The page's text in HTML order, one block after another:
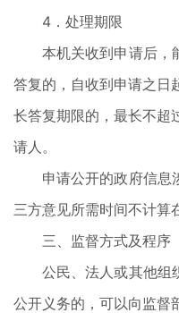
4．处理期限
本机关收到申请后，
答复的，自收到申请之日
长答复期限的，最长不超
请人。
申请公开的政府信息
三方意见所需时间不计算
三、监督方式及程序
公民、法人或其他组
公开义务的，可以向监督